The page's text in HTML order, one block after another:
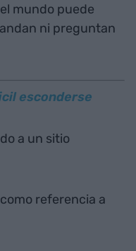
mundo puede
ni preguntan
esconderse
a un sitio
referencia a